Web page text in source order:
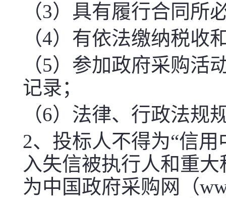
（3）具有履行合同所
（4）有依法缴纳税收
（5）参加政府采购活
记录；
（6）法律、行政法规
2、投标人不得为“信用
入失信被执行人和重
为中国政府采购网（